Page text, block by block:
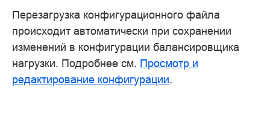
Перезагрузка конфигурационного файла
происходит автоматически при сохранении
изменений в конфигурации балансировщика
нагрузки. Подробнее см. Просмотр и
редактирование конфигурации.